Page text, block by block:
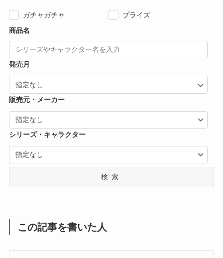
ガチャガチャ
プライズ
商品名
発売月
販売元・メーカー
シリーズ・キャラクター
検索
この記事を書いた人